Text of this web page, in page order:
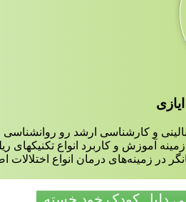
و کارشناسی ارشد رو
در زمینه‌‌های درمان انواع